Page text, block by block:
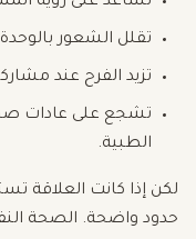
تقلل الشعور
تزيد الفرح عند
تشجع على عادات
الطبية.
لكن إذا كانت العلاقة
حدود واضحة. الصحة